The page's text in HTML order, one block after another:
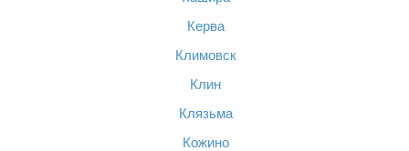
Керва
Климовск
Клин
Клязьма
Кожино